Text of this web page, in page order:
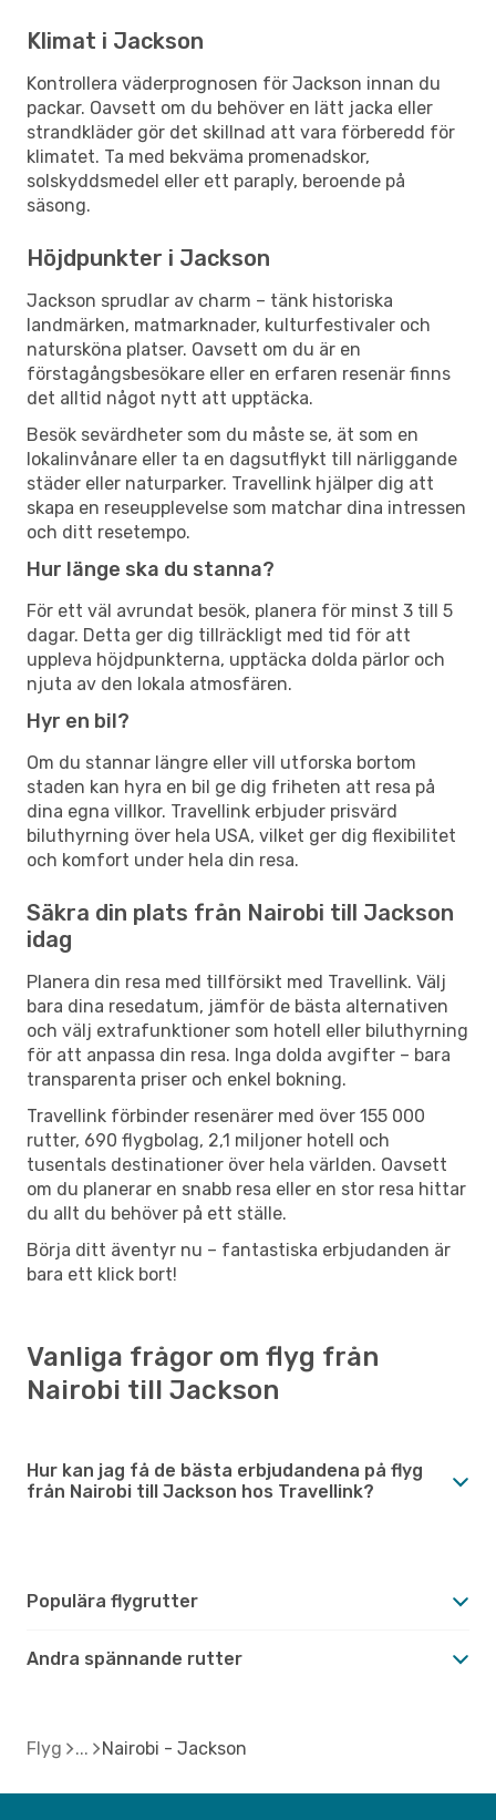
Klimat i Jackson
Kontrollera väderprognosen för Jackson innan du
packar. Oavsett om du behöver en lätt jacka eller
strandkläder gör det skillnad att vara förberedd för
klimatet. Ta med bekväma promenadskor,
solskyddsmedel eller ett paraply, beroende på
säsong.
Höjdpunkter i Jackson
Jackson sprudlar av charm – tänk historiska
landmärken, matmarknader, kulturfestivaler och
natursköna platser. Oavsett om du är en
förstagångsbesökare eller en erfaren resenär finns
det alltid något nytt att upptäcka.
Besök sevärdheter som du måste se, ät som en
lokalinvånare eller ta en dagsutflykt till närliggande
städer eller naturparker. Travellink hjälper dig att
skapa en reseupplevelse som matchar dina intressen
och ditt resetempo.
Hur länge ska du stanna?
För ett väl avrundat besök, planera för minst 3 till 5
dagar. Detta ger dig tillräckligt med tid för att
uppleva höjdpunkterna, upptäcka dolda pärlor och
njuta av den lokala atmosfären.
Hyr en bil?
Om du stannar längre eller vill utforska bortom
staden kan hyra en bil ge dig friheten att resa på
dina egna villkor. Travellink erbjuder prisvärd
biluthyrning över hela USA, vilket ger dig flexibilitet
och komfort under hela din resa.
Säkra din plats från Nairobi till Jackson
idag
Planera din resa med tillförsikt med Travellink. Välj
bara dina resedatum, jämför de bästa alternativen
och välj extrafunktioner som hotell eller biluthyrning
för att anpassa din resa. Inga dolda avgifter – bara
transparenta priser och enkel bokning.
Travellink förbinder resenärer med över 155 000
rutter, 690 flygbolag, 2,1 miljoner hotell och
tusentals destinationer över hela världen. Oavsett
om du planerar en snabb resa eller en stor resa hittar
du allt du behöver på ett ställe.
Börja ditt äventyr nu – fantastiska erbjudanden är
bara ett klick bort!
Vanliga frågor om flyg från
Nairobi till Jackson
Hur kan jag få de bästa erbjudandena på flyg
från Nairobi till Jackson hos Travellink?
Populära flygrutter
Andra spännande rutter
Flyg Nairobi - Jackson